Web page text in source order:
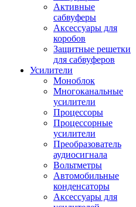
Активные
сабвуферы
Аксессуары для
коробов
Защитные решетки
для сабвуферов
Усилители
Моноблок
Многоканальные
усилители
Процессоры
Процессорные
усилители
Преобразователь
аудиосигнала
Вольтметры
Автомобильные
конденсаторы
Аксессуары для